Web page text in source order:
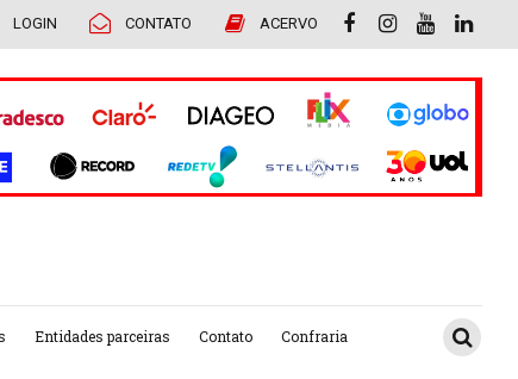
LOGIN CONTATO ACERVO
Entidades parceiras Contato Confraria